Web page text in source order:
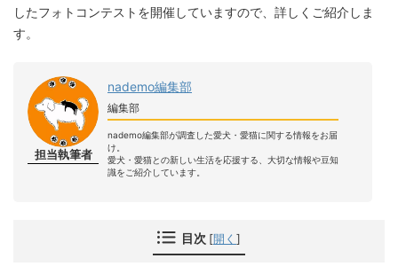
したフォトコンテストを開催していますので、詳しくご紹介しま
す。
担当執筆者
nademo編集部
編集部
nademo編集部が調査した愛犬・愛猫に関する情報をお届
け。
愛犬・愛猫との新しい生活を応援する、大切な情報や豆知
識をご紹介しています。
目次 [開く ]